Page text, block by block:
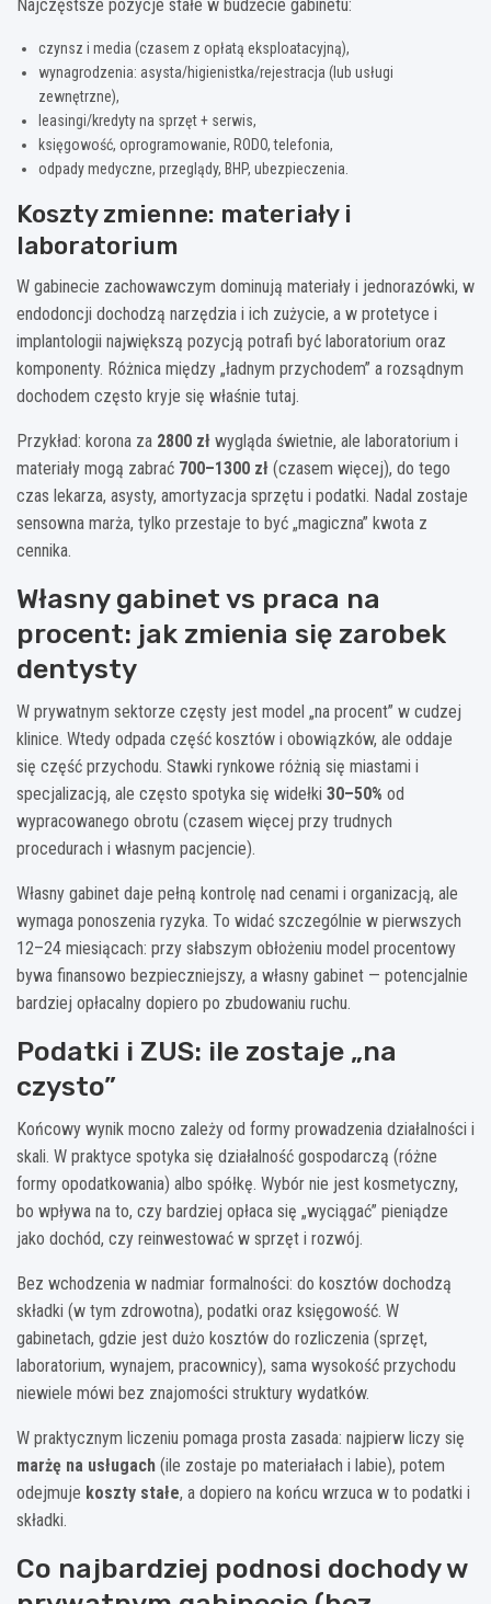
Najczęstsze pozycje stałe w budżecie gabinetu:
czynsz i media (czasem z opłatą eksploatacyjną),
wynagrodzenia: asysta/higienistka/rejestracja (lub usługi
zewnętrzne),
leasingi/kredyty na sprzęt + serwis,
księgowość, oprogramowanie, RODO, telefonia,
odpady medyczne, przeglądy, BHP, ubezpieczenia.
Koszty zmienne: materiały i
laboratorium
W gabinecie zachowawczym dominują materiały i jednorazówki, w
endodoncji dochodzą narzędzia i ich zużycie, a w protetyce i
implantologii największą pozycją potrafi być laboratorium oraz
komponenty. Różnica między „ładnym przychodem” a rozsądnym
dochodem często kryje się właśnie tutaj.
Przykład: korona za 2800 zł wygląda świetnie, ale laboratorium i
materiały mogą zabrać 700–1300 zł (czasem więcej), do tego
czas lekarza, asysty, amortyzacja sprzętu i podatki. Nadal zostaje
sensowna marża, tylko przestaje to być „magiczna” kwota z
cennika.
Własny gabinet vs praca na
procent: jak zmienia się zarobek
dentysty
W prywatnym sektorze częsty jest model „na procent” w cudzej
klinice. Wtedy odpada część kosztów i obowiązków, ale oddaje
się część przychodu. Stawki rynkowe różnią się miastami i
specjalizacją, ale często spotyka się widełki 30–50% od
wypracowanego obrotu (czasem więcej przy trudnych
procedurach i własnym pacjencie).
Własny gabinet daje pełną kontrolę nad cenami i organizacją, ale
wymaga ponoszenia ryzyka. To widać szczególnie w pierwszych
12–24 miesiącach: przy słabszym obłożeniu model procentowy
bywa finansowo bezpieczniejszy, a własny gabinet — potencjalnie
bardziej opłacalny dopiero po zbudowaniu ruchu.
Podatki i ZUS: ile zostaje „na
czysto”
Końcowy wynik mocno zależy od formy prowadzenia działalności i
skali. W praktyce spotyka się działalność gospodarczą (różne
formy opodatkowania) albo spółkę. Wybór nie jest kosmetyczny,
bo wpływa na to, czy bardziej opłaca się „wyciągać” pieniądze
jako dochód, czy reinwestować w sprzęt i rozwój.
Bez wchodzenia w nadmiar formalności: do kosztów dochodzą
składki (w tym zdrowotna), podatki oraz księgowość. W
gabinetach, gdzie jest dużo kosztów do rozliczenia (sprzęt,
laboratorium, wynajem, pracownicy), sama wysokość przychodu
niewiele mówi bez znajomości struktury wydatków.
W praktycznym liczeniu pomaga prosta zasada: najpierw liczy się
marżę na usługach (ile zostaje po materiałach i labie), potem
odejmuje koszty stałe, a dopiero na końcu wrzuca w to podatki i
składki.
Co najbardziej podnosi dochody w